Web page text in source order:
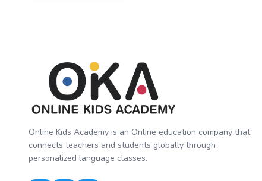
Online Kids Academy is an Online education company that
connects teachers and students globally through
personalized language classes.